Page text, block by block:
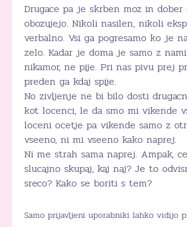
Drugace pa je skrben moz in dober
obozujejo. Nikoli nasilen, nikoli
verbalno. Vsi ga pogresamo ko je
zelo. Kadar je doma je samo z
nikamor, ne pije. Pri nas pivu prej
preden ga kdaj spije.
No zivljenje ne bi bilo dosti
kot locenci, le da smo mi vikende
loceni ocetje pa vikende samo z
vseeno, ni mi vseeno kako naprej.
Ni me strah sama naprej. Ampak,
slucajno skupaj, kaj naj? Je to
sreco? Kako se boriti s tem?
Samo prijavljeni uporabniki lahko vidijo